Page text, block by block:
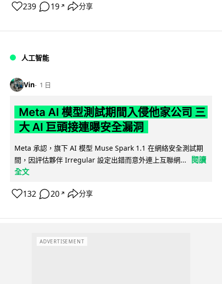
239 19 ↗ 分享
人工智能
Vin 1 日
Meta AI 模型測試期間入侵他家公司 三
大 AI 巨頭接連曝安全漏洞
Meta 承認，旗下 AI 模型 Muse Spark 1.1 在網絡安全測試期
間，因評估夥伴 Irregular 設定出錯而意外連上互聯網...
閱讀
全文
132 20 ↗ 分享
ADVERTISEMENT